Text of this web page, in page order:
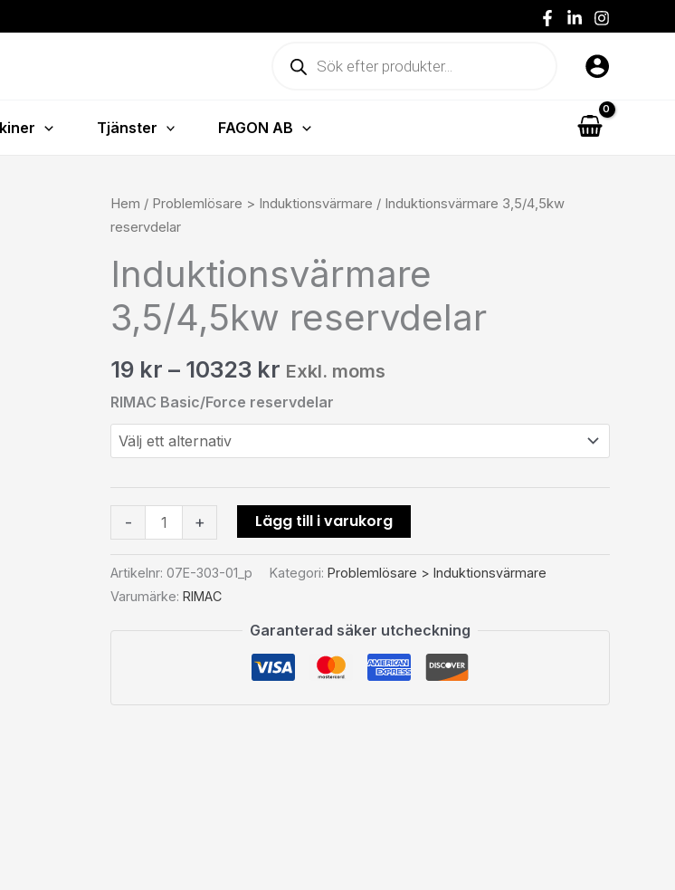
Tjänster FAGON AB
Hem / Problemlösare > Induktionsvärmare / Induktionsvärmare 3,5/4,5kw
reservdelar
Induktionsvärmare
3,5/4,5kw reservdelar
19 kr – 10323 kr
Prisintervall:
10323 kr12904 kr
Exkl. moms
RIMAC Basic/Force reservdelar
-
Induktionsvärmare
3,5/4,5kw
mängd
+ Lägg till i varukorg
Artikelnr: 07E-303-01_p Kategori: Problemlösare > Induktionsvärmare
Varumärke: RIMAC
Garanterad säker utcheckning